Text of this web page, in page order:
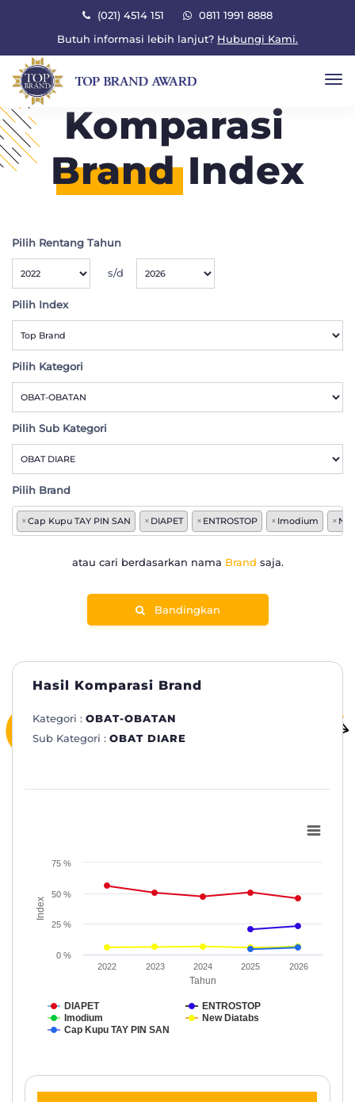
(021) 4514 151
0811 1991 8888
Butuh informasi lebih lanjut? Hubungi Kami.
Komparasi
Brand Index
Pilih Rentang Tahun
s/d
Pilih Index
Pilih Kategori
Pilih Sub Kategori
Pilih Brand
×Cap Kupu TAY PIN SAN × DIAPET × ENTROSTOP × Imodium ×
atau cari berdasarkan nama Brand saja.
Bandingkan
Hasil Komparasi Brand
Kategori : OBAT-OBATAN
Sub Kategori : OBAT DIARE
www.topbrand-award.com
View as data table, Subkategori: OBAT DIARE
The chart has 1 X axis displaying Tahun.
The chart has 1 Y axis displaying Index. Data ranges from 4.3
Tahun
Index
DIAPET
ENTROSTOP
Imodium
New Diatabs
Cap Kupu TAY PIN SAN
2022 2023 2024 2025 2026
0 %
25 %
50 %
75 %